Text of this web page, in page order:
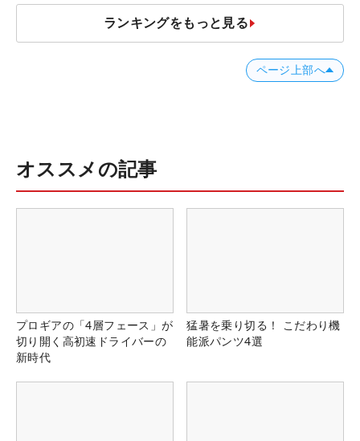
ランキングをもっと見る
ページ上部へ
オススメの記事
プロギアの「4層フェース」が
切り開く高初速ドライバーの
新時代
猛暑を乗り切る！ こだわり機
能派パンツ4選